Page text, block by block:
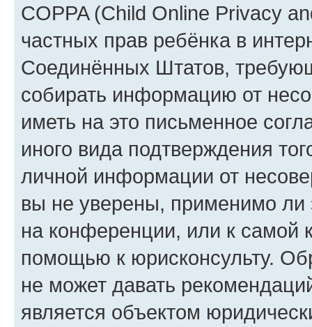
COPPA (Child Online Privacy
частных прав ребёнка в
Соединённых Штатов,
собирать информацию от
иметь на это письменное
иного вида подтверждения
личной информации от
вы не уверены, применимо ли
на конференции, или к самой
помощью к юрисконсульту.
не может давать
является объектом